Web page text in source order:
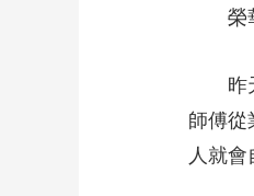
榮華
昨天
師傅
人就會